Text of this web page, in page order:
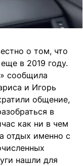
о том, что
в 2019 году.
сообщила
и Игорь
общение,
в
как ни в чем
отдых именно с
нашли для